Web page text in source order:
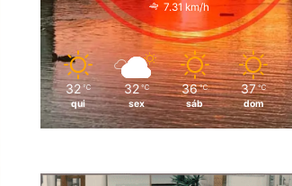
7.31 km/h
32 ℃
qui
32 ℃
sex
36 ℃
sáb
37 ℃
dom